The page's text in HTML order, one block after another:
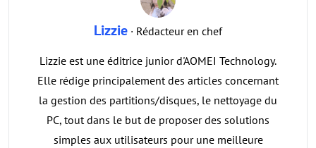
Lizzie · Rédacteur en chef
Lizzie est une éditrice junior d'AOMEI Technology.
Elle rédige principalement des articles concernant
la gestion des partitions/disques, le nettoyage du
PC, tout dans le but de proposer des solutions
simples aux utilisateurs pour une meilleure